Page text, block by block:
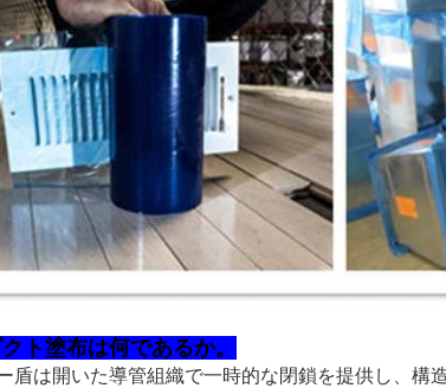
ト塗布は何であるか。
盾は開いた導管組織で一時的な閉鎖を提供し、構